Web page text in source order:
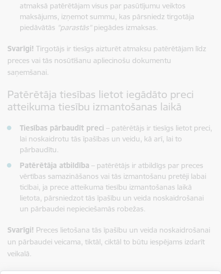
atmaksā patērētājam visus par pasūtījumu veiktos
maksājums, izņemot summu, kas pārsniedz tirgotāja
piedāvātās "parastās"piegādes izmaksas.
Svarīgi! Tirgotājs ir tiesīgs aizturēt atmaksu patērētājam līdz
preces vai tās nosūtīšanu apliecinošu dokumentu
saņemšanai.
Patērētāja tiesības lietot iegādāto preci
atteikuma tiesību izmantošanas laikā
Tiesības pārbaudīt preci – patērētājs ir tiesīgs lietot preci,
lai noskaidrotu tās īpašības un veidu, kā arī, lai to
pārbaudītu.
Patērētāja atbildība – patērētājs ir atbildīgs par preces
vērtības samazināšanos vai tās izmantošanu pretēji labai
ticībai, ja prece atteikuma tiesību izmantošanas laikā
lietota, pārsniedzot tās īpašību un veida noskaidrošanai
un pārbaudei nepieciešamās robežas.
Svarīgi! Preces lietošana tās īpašību un veida noskaidrošanai
un pārbaudei veicama, tiktāl, ciktāl to būtu iespējams izdarīt
veikalā.